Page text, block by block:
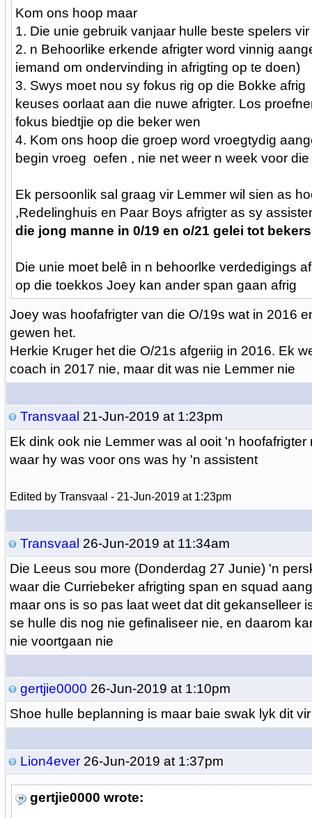
Kom ons hoop maar
1. Die unie gebruik vanjaar hulle beste spelers
2. n Behoorlike erkende afrigter word vinnig
iemand om ondervinding in afrigting op te doen)
3. Swys moet nou sy fokus rig op die Bokke
keuses oorlaat aan die nuwe afrigter. Los
fokus biedtjie op die beker wen
4. Kom ons hoop die groep word vroegtydig
begin vroeg oefen , nie net weer n week voor die
Ek persoonlik sal graag vir Lemmer wil sien as
,Redelinghuis en Paar Boys afrigter as sy
die jong manne in 0/19 en o/21 gelei tot
Die unie moet belê in n behoorlke verdedigings
op die toekkos Joey kan ander span gaan afrig
Joey was hoofafrigter van die O/19s wat in 2016
gewen het.
Herkie Kruger het die O/21s afgeriig in 2016. Ek
coach in 2017 nie, maar dit was nie Lemmer nie
Transvaal 21-Jun-2019 at 1:23pm
Ek dink ook nie Lemmer was al ooit 'n hoofafrigter
waar hy was voor ons was hy 'n assistent
Edited by Transvaal - 21-Jun-2019 at 1:23pm
Transvaal 26-Jun-2019 at 11:34am
Die Leeus sou more (Donderdag 27 Junie) 'n
waar die Curriebeker afrigting span en squad
maar ons is so pas laat weet dat dit gekanselleer
se hulle dis nog nie gefinaliseer nie, en daarom
nie voortgaan nie
gertjie0000 26-Jun-2019 at 1:10pm
Shoe hulle beplanning is maar baie swak lyk dit
Lion4ever26-Jun-2019 at 1:37pm
gertjie0000 wrote: